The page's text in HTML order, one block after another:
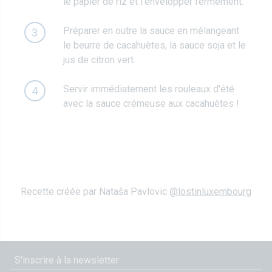
3
Préparer en outre la sauce en mélangeant
le beurre de cacahuètes, la sauce soja et le
jus de citron vert.
4
Servir immédiatement les rouleaux d'été
avec la sauce crémeuse aux cacahuètes !
Recette créée par Nataša Pavlovic @lostinluxembourg